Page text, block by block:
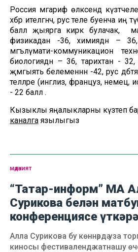
Россия мәгариф өлкәсендә
хәбәр ителгәнчә, рус теле буенча иң
балл җыярга кирәк булачак, ә
физикадан -36, химиядән –
мәгълүмати-коммуникацион
биологиядән – 36, тарихтан -
җәмгыять белеменнән -42, рус
телләре (инглиз, француз, немец,
- 22 балл .
Кызыклы яңалыкларны күзәтеп
каналга язылыгыз
мәдәният
“Татар-информ” МА
Сурикова белән
конференциясе
Алла Сурикова бу көннәрдә уза
киносы фестивалендә катнашу